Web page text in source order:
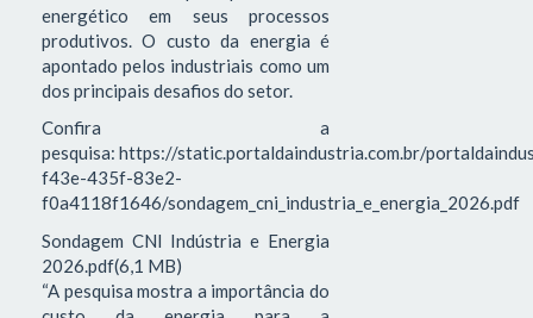
energético em seus processos
produtivos. O custo da energia é
apontado pelos industriais como um
dos principais desafios do setor.
Confira a
pesquisa: https://static.portaldaindustria.com.br/
f43e-435f-83e2-
f0a4118f1646/sondagem_cni_industria_e_energia_2026.pdf
Sondagem CNI Indústria e Energia
2026.pdf(6,1 MB)
“A pesquisa mostra a importância do